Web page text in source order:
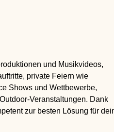
und Musikvideos,
private Feiern wie
Shows und Wettbewerbe,
Veranstaltungen. Dank
zur besten Lösung für